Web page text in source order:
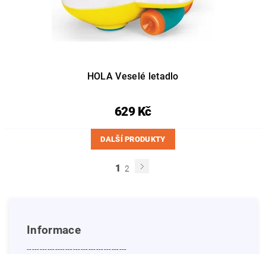
HOLA Veselé letadlo
629 Kč
DALŠÍ PRODUKTY
1 2
Informace
---------------------------------------